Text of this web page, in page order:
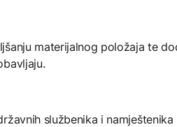
materijalnog položaja te
službenika i